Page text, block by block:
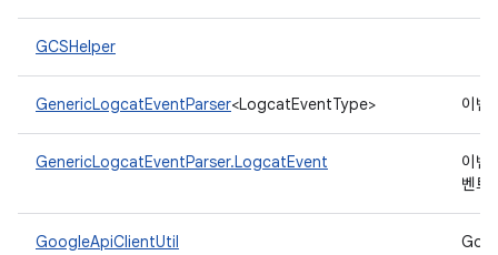
GCSHelper
GenericLogcatEventParser<LogcatEventType> 이벤
GenericLogcatEventParser.LogcatEvent
이벤
벤트
GoogleApiClientUtil